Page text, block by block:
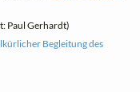
Paul Gerhardt)
Begleitung des